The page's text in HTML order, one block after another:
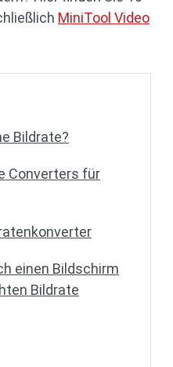
MiniTool Video
Bildrate?
Converters für
einen Bildschirm
Bildrate